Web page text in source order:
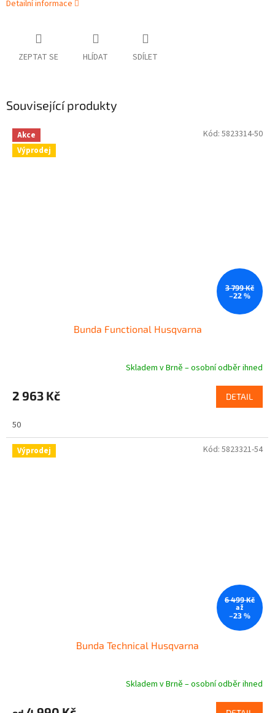
Detailní informace
ZEPTAT SE HLÍDAT SDÍLET
Související produkty
Akce
Výprodej
3 799 Kč
–22 %
Bunda Functional Husqvarna
Skladem v Brně – osobní odběr ihned
2 963 Kč DETAIL
50
Kód: 5823314-50
Výprodej
6 499 Kč
až
–23 %
Bunda Technical Husqvarna
Skladem v Brně – osobní odběr ihned
Kód: 5823321-54